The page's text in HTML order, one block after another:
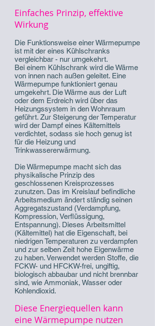
Einfaches Prinzip, effektive
Wirkung
Die Funktionsweise einer Wärmepumpe
ist mit der eines Kühlschranks
vergleichbar - nur umgekehrt.
Bei einem Kühlschrank wird die Wärme
von innen nach außen geleitet. Eine
Wärmepumpe funktioniert genau
umgekehrt. Die Wärme aus der Luft
oder dem Erdreich wird über das
Heizungssystem in den Wohnraum
geführt. Zur Steigerung der Temperatur
wird der Dampf eines Kältemittels
verdichtet, sodass sie hoch genug ist
für die Heizung und
Trinkwassererwärmung.
Die Wärmepumpe macht sich das
physikalische Prinzip des
geschlossenen Kreisprozesses
zunutzen. Das im Kreislauf befindliche
Arbeitsmedium ändert ständig seinen
Aggregatszustand (Verdampfung,
Kompression, Verflüssigung,
Entspannung). Dieses Arbeitsmittel
(Kältemittel) hat die Eigenschaft, bei
niedrigen Temperaturen zu verdampfen
und zur selben Zeit hohe Eigenwärme
zu haben. Verwendet werden Stoffe, die
FCKW- und HFCKW-frei, ungiftig,
biologisch abbaubar und nicht brennbar
sind, wie Ammoniak, Wasser oder
Kohlendioxid.
Diese Energiequellen kann
eine Wärmepumpe nutzen